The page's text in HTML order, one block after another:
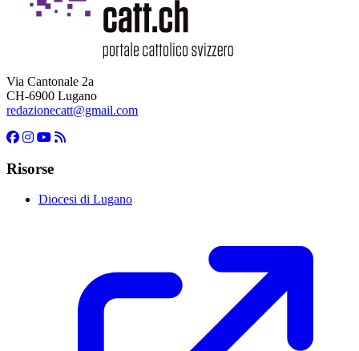
Via Cantonale 2a
CH-6900 Lugano
redazionecatt@gmail.com
Risorse
Diocesi di Lugano